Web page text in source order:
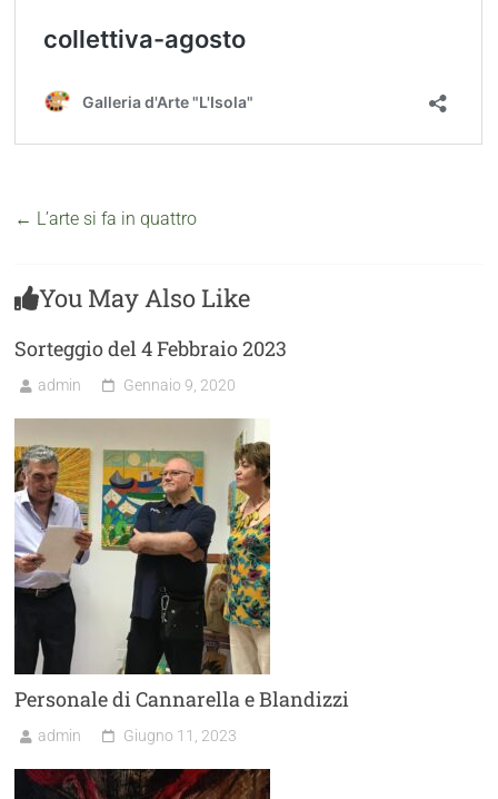
← L’arte si fa in quattro
You May Also Like
Sorteggio del 4 Febbraio 2023
admin Gennaio 9, 2020
Personale di Cannarella e Blandizzi
admin Giugno 11, 2023